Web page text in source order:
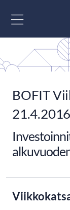
BOFIT
21.4.2016